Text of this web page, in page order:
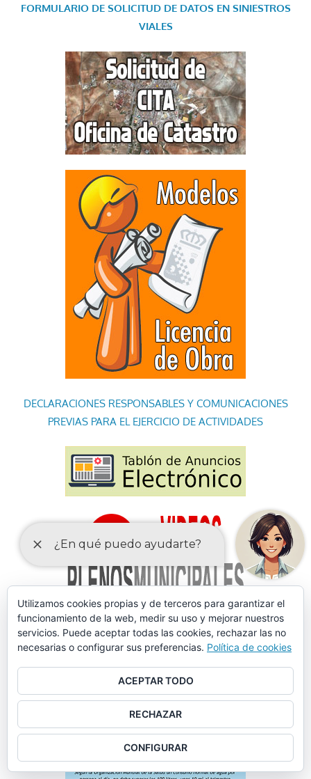
FORMULARIO DE SOLICITUD DE DATOS EN SINIESTROS
VIALES
DECLARACIONES RESPONSABLES Y COMUNICACIONES
PREVIAS PARA EL EJERCICIO DE ACTIVIDADES
Utilizamos cookies propias y de terceros para garantizar el
funcionamiento de la web, medir su uso y mejorar nuestros
servicios. Puede aceptar todas las cookies, rechazar las no
necesarias o configurar sus preferencias. Política de cookies
ACEPTAR TODO
RECHAZAR
CONFIGURAR